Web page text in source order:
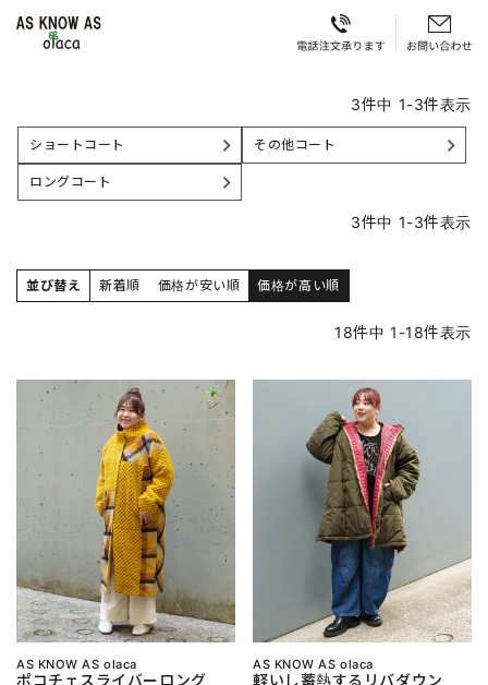
3件中 1-3件表示
ショートコート その他コート
ロングコート
3件中 1-3件表示
並び替え 新着順 価格が安い順 価格が高い順
18件中 1 -18件表示
AS KNOW AS olaca
ポコチェスライバーロング
AS KNOW AS olaca
軽いし蓄熱するリバダウン